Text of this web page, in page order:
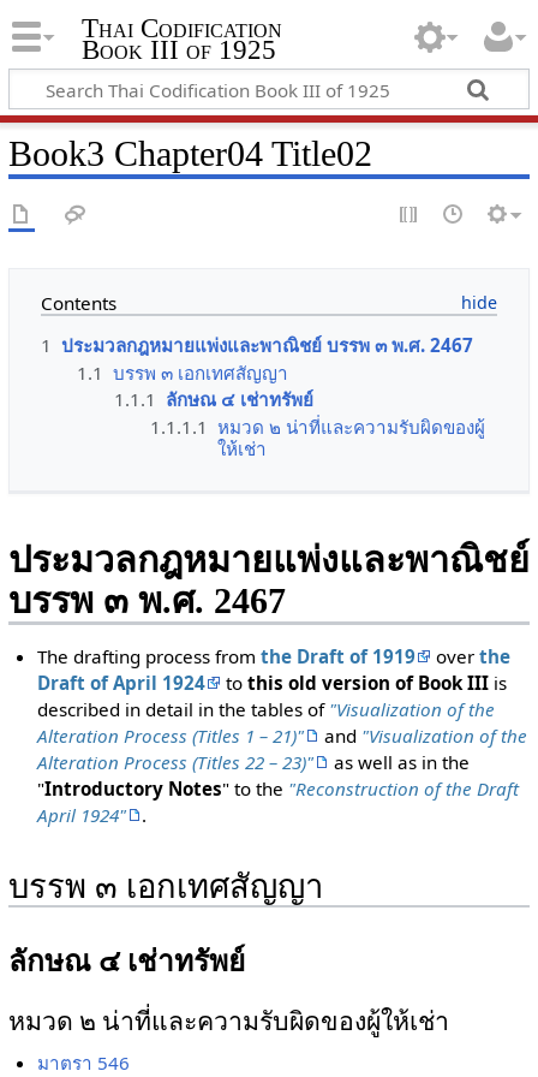
Thai Codification
Book III of 1925
Book3 Chapter04 Title02
Contents
1 ประมวลกฎหมายแพ่งและพาณิชย์ บรรพ ๓ พ.ศ. 2467
1.1 บรรพ ๓ เอกเทศสัญญา
1.1.1 ลักษณ ๔ เช่าทรัพย์
1.1.1.1 หมวด ๒ น่าที่และความรับผิดของผู้
ให้เช่า
ประมวลกฎหมายแพ่งและพาณิชย์
บรรพ ๓ พ.ศ. 2467
The drafting process fromthe Draft of 1919 overthe
Draft of April 1924
tothis old version of Book III is
described in detail in the tables of "Visualization of the
Alteration Process (Titles 1 – 21)"
and "Visualization of the
Alteration Process (Titles 22 – 23)"
as well as in the
"Introductory Notes" to the "Reconstruction of the Draft
April 1924"
.
บรรพ ๓ เอกเทศสัญญา
ลักษณ ๔ เช่าทรัพย์
หมวด ๒ น่าที่และความรับผิดของผู้ให้เช่า
มาตรา 546